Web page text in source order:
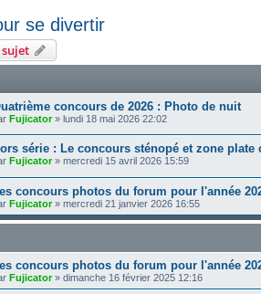
se divertir
concours de 2026 : Photo de nuit
Fujicator» lundi 18 mai 2026 22:02
série : Le concours sténopé et zone plate
Fujicator» mercredi 15 avril 2026 15:59
concours photos du forum pour l'année
Fujicator» mercredi 21 janvier 2026 16:55
concours photos du forum pour l'année
Fujicator» dimanche 16 février 2025 12:16